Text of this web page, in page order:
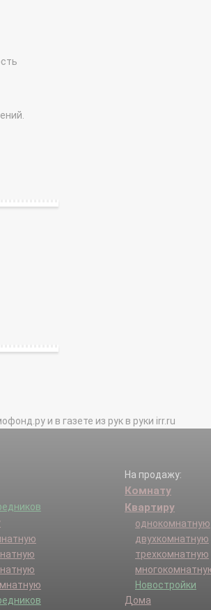
и в газете из рук в руки irr.ru
На продажу:
Комнату
Квартиру
однокомнатную
двухкомнатную
трехкомнатную
Новостройки
Дома